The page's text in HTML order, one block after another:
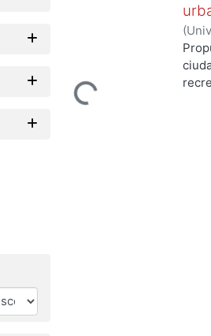
Loading...
(
de